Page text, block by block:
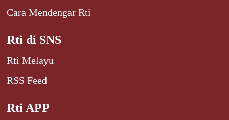
Cara Mendengar Rti
Rti di SNS
Rti Melayu
RSS Feed
Rti APP